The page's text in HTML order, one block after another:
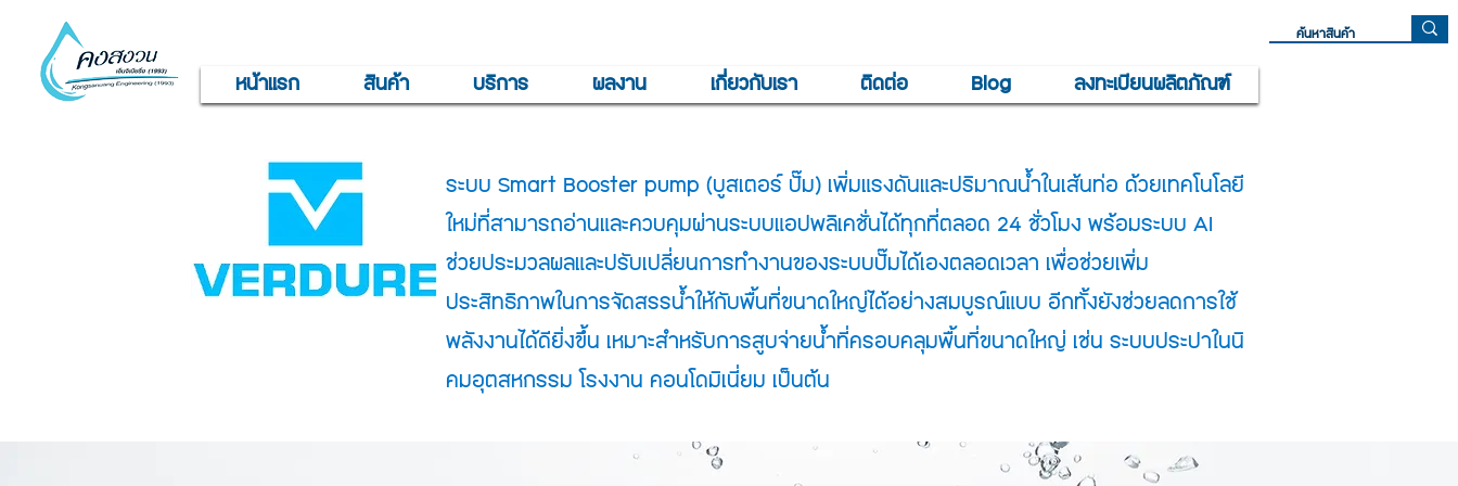
หน้าแรก สินค้า บริการ ผลงาน เกี่ยวกับเรา ติดต่อ Blog ลงทะเบียนผลิตภัณฑ์
ระบบ Smart Booster pump (บูสเตอร์ ปั๊ม) เพิ่มแรงดันและปริมาณน้ำในเส้นท่อ ด้วยเทคโนโลยี
ใหม่ที่สามารถอ่านและควบคุมผ่านระบบแอปพลิเคชั่นได้ทุกที่ตลอด 24 ชั่วโมง พร้อมระบบ AI
ช่วยประมวลผลและปรับเปลี่ยนการทำงานของระบบปั๊มได้เองตลอดเวลา เพื่อช่วยเพิ่ม
ประสิทธิภาพในการจัดสรรน้ำให้กับพื้นที่ขนาดใหญ่ได้อย่างสมบูรณ์แบบ อีกทั้งยังช่วยลดการใช้
พลังงานได้ดียิ่งขึ้น เหมาะสำหรับการสูบจ่ายน้ำที่ครอบคลุมพื้นที่ขนาดใหญ่ เช่น ระบบประปาในนิ
คมอุตสหกรรม โรงงาน คอนโดมิเนี่ยม เป็นต้น